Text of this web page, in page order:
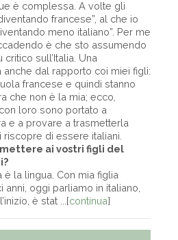
è complessa. A volte gli
francese”, al che io
meno italiano”. Per me
è che sto assumendo
sull’Italia. Una
dal rapporto coi miei figli:
francese e quindi stanno
che non è la mia; ecco,
loro sono portato a
e a provare a trasmetterla
di essere italiani.
ai vostri figli del
è la lingua. Con mia figlia
oggi parliamo in italiano,
è stat ...[continua]